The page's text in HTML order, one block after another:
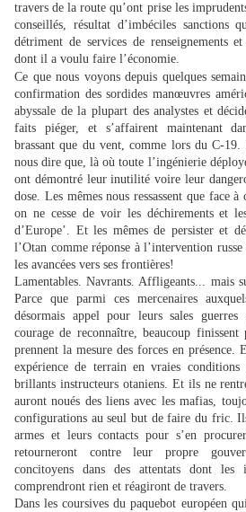
travers de la route qu’ont prise les
conseillés, résultat d’imbéciles sanctions
détriment de services de renseignements
dont il a voulu faire l’économie.
Ce que nous voyons depuis quelques
confirmation des sordides manœuvres
abyssale de la plupart des analystes et
faits piéger, et s’affairent maintenant
brassant que du vent, comme lors du C-19.
nous dire que, là où toute l’ingénierie
ont démontré leur inutilité voire leur
dose. Les mêmes nous ressassent que face
on ne cesse de voir les déchirements et
d’Europe’. Et les mêmes de persister et
l’Otan comme réponse à l’intervention
les avancées vers ses frontières!
Lamentables. Navrants. Affligeants... mais
Parce que parmi ces mercenaires
désormais appel pour leurs sales
courage de reconnaître, beaucoup
prennent la mesure des forces en présence.
expérience de terrain en vraies
brillants instructeurs otaniens. Et ils ne
auront noués des liens avec les mafias,
configurations au seul but de faire du fric.
armes et leurs contacts pour s’en
retourneront contre leur propre
concitoyens dans des attentats dont les
comprendront rien et réagiront de travers.
Dans les coursives du paquebot européen